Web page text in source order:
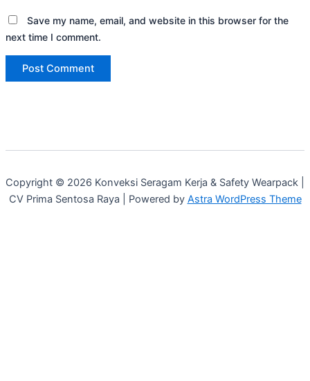
Save my name, email, and website in this browser for the
next time I comment.
Copyright © 2026 Konveksi Seragam Kerja & Safety Wearpack |
CV Prima Sentosa Raya | Powered by Astra WordPress Theme